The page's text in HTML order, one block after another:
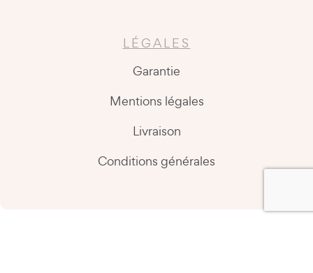
LÉGALES
Garantie
Mentions légales
Livraison
Conditions générales